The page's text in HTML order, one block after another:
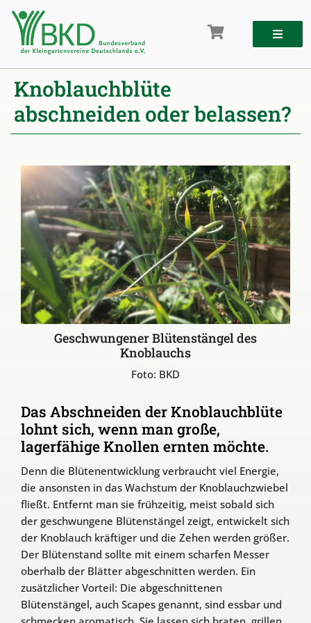
Zum
Inhalt
springen
Knoblauchblüte
abschneiden oder belassen?
Geschwungener Blütenstängel des
Knoblauchs
Foto: BKD
Das Abschneiden der Knoblauchblüte
lohnt sich, wenn man große,
lagerfähige Knollen ernten möchte.
Denn die Blütenentwicklung verbraucht viel Energie,
die ansonsten in das Wachstum der Knoblauchzwiebel
fließt. Entfernt man sie frühzeitig, meist sobald sich
der geschwungene Blütenstängel zeigt, entwickelt sich
der Knoblauch kräftiger und die Zehen werden größer.
Der Blütenstand sollte mit einem scharfen Messer
oberhalb der Blätter abgeschnitten werden. Ein
zusätzlicher Vorteil: Die abgeschnittenen
Blütenstängel, auch Scapes genannt, sind essbar und